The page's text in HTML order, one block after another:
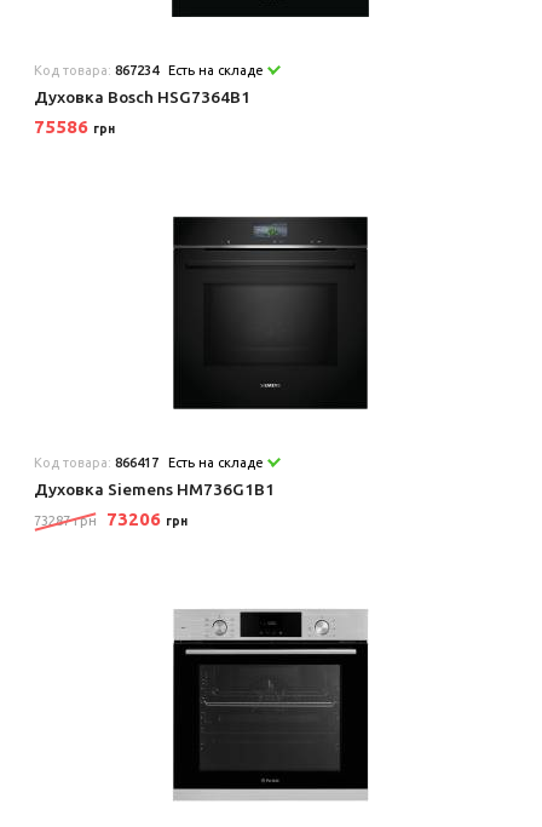
Код товара:867234 Есть на складе
Духовка Bosch HSG7364B1
75586 грн
Код товара:866417 Есть на складе
Духовка Siemens HM736G1B1
73287 грн 73206 грн